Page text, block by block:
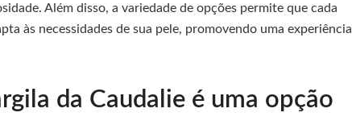
Além disso, a variedade de opções permite que cada
às necessidades de sua pele, promovendo uma experiência
da Caudalie é uma opção